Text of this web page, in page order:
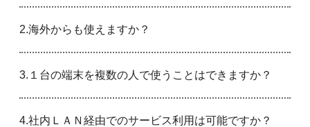
2.海外からも使えますか？
3.１台の端末を複数の人で使うことはできますか？
4.社内ＬＡＮ経由でのサービス利用は可能ですか？